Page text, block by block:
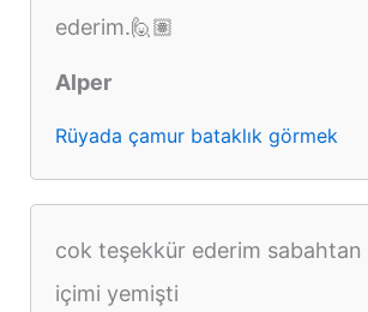
ederim.🙋🏽
Alper
Rüyada çamur bataklık görmek
cok teşekkür ederim sabahtan
içimi yemişti